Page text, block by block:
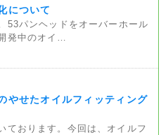
について
53パンヘッドをオーバーホール
発中のオイ…
やせたオイルフィッティング
ております。今回は、オイルフ